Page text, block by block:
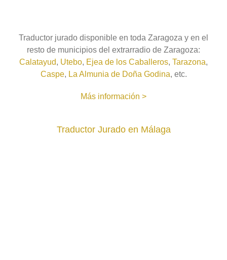
Traductor jurado disponible en toda Zaragoza y en el
resto de municipios del extrarradio de Zaragoza:
Calatayud, Utebo, Ejea de los Caballeros, Tarazona,
Caspe, La Almunia de Doña Godina, etc.
Más información >
Traductor Jurado en Málaga